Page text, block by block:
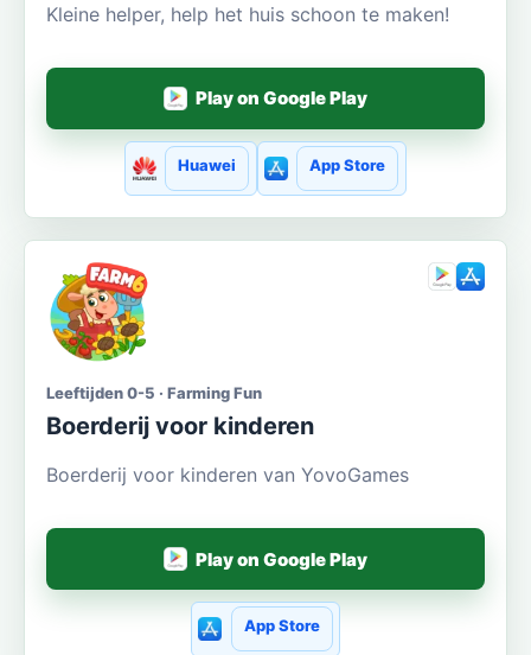
Kleine helper, help het huis schoon te maken!
Play on Google Play
Huawei App Store
Leeftijden 0-5 · Farming Fun
Boerderij voor kinderen
Boerderij voor kinderen van YovoGames
Play on Google Play
App Store